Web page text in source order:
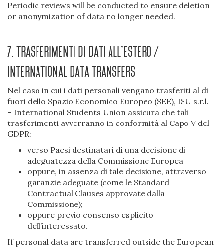
Periodic reviews will be conducted to ensure deletion
or anonymization of data no longer needed.
7. Trasferimenti di dati all’estero /
International data transfers
Nel caso in cui i dati personali vengano trasferiti al di
fuori dello Spazio Economico Europeo (SEE), ISU s.r.l.
– International Students Union assicura che tali
trasferimenti avverranno in conformità al Capo V del
GDPR:
verso Paesi destinatari di una decisione di
adeguatezza della Commissione Europea;
oppure, in assenza di tale decisione, attraverso
garanzie adeguate (come le Standard
Contractual Clauses approvate dalla
Commissione);
oppure previo consenso esplicito
dell’interessato.
If personal data are transferred outside the European